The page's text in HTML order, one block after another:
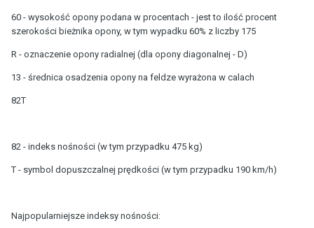
60 - wysokość opony podana w procentach - jest to ilość procent
szerokości bieżnika opony, w tym wypadku 60% z liczby 175
R - oznaczenie opony radialnej (dla opony diagonalnej - D)
13 - średnica osadzenia opony na feldze wyrażona w calach
82T
82 - indeks nośności (w tym przypadku 475 kg)
T - symbol dopuszczalnej prędkości (w tym przypadku 190 km/h)
Najpopularniejsze indeksy nośności: